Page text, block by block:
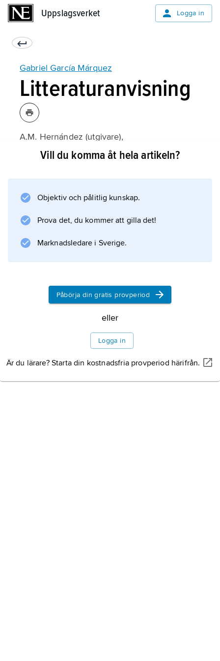
Uppslagsverket Logga in
Gabriel García Márquez
Litteraturanvisning
A.M. Hernández (utgivare),
Gabriel García Márquez
Vill du komma åt hela artikeln?
Objektiv och pålitlig kunskap.
Prova det, du kommer att gilla det!
Marknadsledare i Sverige.
Påbörja din gratis provperiod
eller
Logga in
Är du lärare? Starta din kostnadsfria provperiod härifrån.